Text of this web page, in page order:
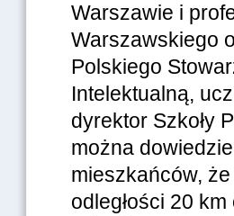
Warszawie i
Warszawskiego
Polskiego
Intelektualną,
dyrektor Szkoły
można
mieszkańców,
odległości 20